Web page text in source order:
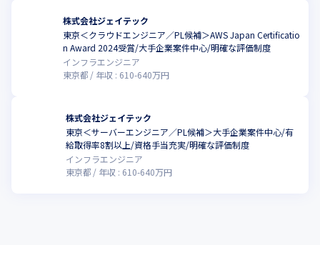
株式会社ジェイテック
東京＜クラウドエンジニア／PL候補＞AWS Japan Certificatio
n Award 2024受賞/大手企業案件中心/明確な評価制度
インフラエンジニア
東京都
年収 : 610-640万円
株式会社ジェイテック
東京＜サーバーエンジニア／PL候補＞大手企業案件中心/有
給取得率8割以上/資格手当充実/明確な評価制度
インフラエンジニア
東京都
年収 : 610-640万円